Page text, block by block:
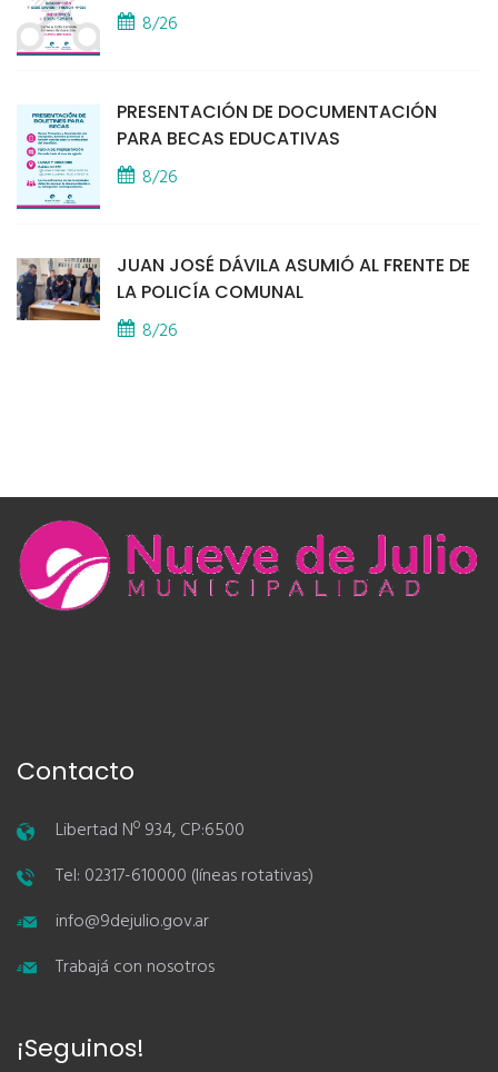
8/26
PRESENTACIÓN DE DOCUMENTACIÓN
PARA BECAS EDUCATIVAS
8/26
JUAN JOSÉ DÁVILA ASUMIÓ AL FRENTE DE
LA POLICÍA COMUNAL
8/26
Contacto
Libertad Nº 934, CP:6500
Tel: 02317-610000 (líneas rotativas)
info@9dejulio.gov.ar
Trabajá con nosotros
¡Seguinos!